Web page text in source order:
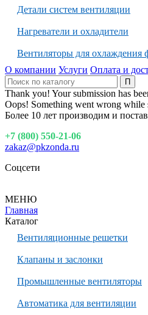
Детали систем вентиляции
Нагреватели и охладители
Вентиляторы для охлаждения
О компании Услуги Оплата и
Thank you! Your submission has
Oops! Something went wrong while
Более 10 лет производим и
+7 (800) 550-21-06
zakaz@pkzonda.ru
Соцсети
МЕНЮ
Главная
Каталог
Вентиляционные решетки
Клапаны и заслонки
Промышленные вентиляторы
Автоматика для вентиляции